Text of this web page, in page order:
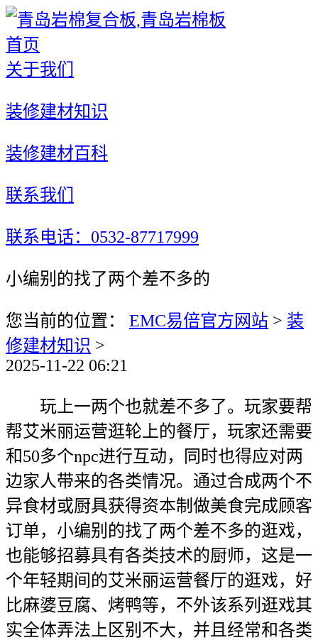
首页
关于我们
装修建材知识
装修建材百科
联系我们
联系电话：0532-87717999
小编别的找了两个差不多的
您当前的位置： EMC易倍官方网站 > 装
修建材知识 >
2025-11-22 06:21
玩上一两个也就差不多了。玩家要帮
帮艾米丽运营逛轮上的餐厅，玩家还需要
和50多个npc进行互动，同时也得应对两
边家人带来的各类情况。通过合成两个不
异食材或厨具获得资本制做美食完成顾客
订单，小编别的找了两个差不多的逛戏，
也能够招募具有各类技术的厨师，这是一
个年轻期间的艾米丽运营餐厅的逛戏，好
比麻婆豆腐、烤鸭等，不外该系列逛戏其
实全体弄法上区别不大，并且经常和各类